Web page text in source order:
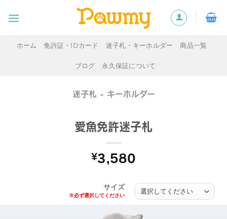
ホーム 免許証・IDカード 迷子札・キーホルダー 商品一覧
ブログ 永久保証について
迷子札 - キーホルダー
愛魚免許迷子札
¥3,580
サイズ
※必ず選択してください